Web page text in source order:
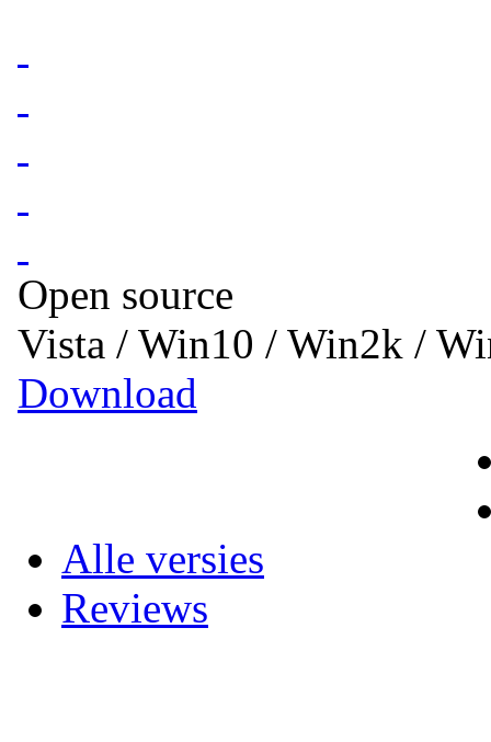
Open source
Vista / Win10 / Win2k /
Download
Alle versies
Reviews